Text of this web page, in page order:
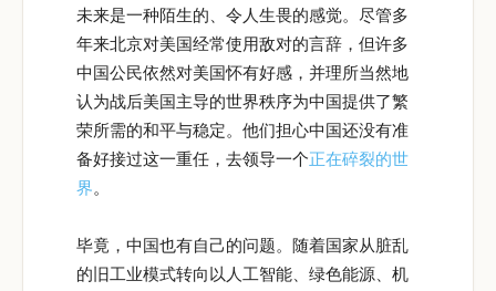
未来是一种陌生的、令人生畏的感觉。尽管多
年来北京对美国经常使用敌对的言辞，但许多
中国公民依然对美国怀有好感，并理所当然地
认为战后美国主导的世界秩序为中国提供了繁
荣所需的和平与稳定。他们担心中国还没有准
备好接过这一重任，去领导一个正在碎裂的世
界。
毕竟，中国也有自己的问题。随着国家从脏乱
的旧工业模式转向以人工智能、绿色能源、机